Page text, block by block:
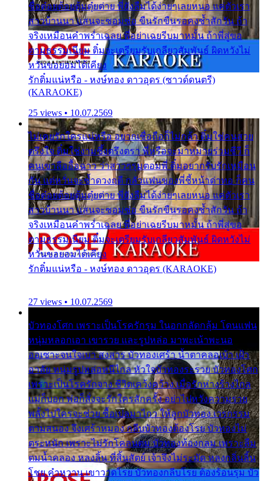
ชื่อต๋อยต้อยตุ้มตุ๋ยต่าย พี่ยังลืมได้ง่ายๆเลยหนอ แค่ตัวเรา
สาวบ้านนา แสนจะซอมซ่อ ขืนรักขืนรอคงช้ำสักวัน ถ้า
จริงเหมือนคำพร่ำเฉลย พี่อย่าเฉยรีบมาหมั้น ถ้าพี่สู่ขอ
ตามธรรมเนียม ติ๋มจะเตรียมรับเกลียวสัมพันธ์ ผิดหวังไม่
หวั่นขอยอมได้เคียง
รักติ๋มแน่หรือ - หงษ์ทอง ดาวอุดร (ซาวด์ดนตรี)
(KARAOKE)
25 views • 10.07.2569
ไม่เคยรักใครแน่หรือ อยากเชื่อถือก็ไม่กล้า ติ๋มใช่คนสวย
ตรึงใจ ติ๋มใช่งามซึ้งตรึงตรา พี่หรือจะมาหมายร่วมชีวี ก็
คนเขาลืออื้อฉาว ว่าสาวๆรุมตอมพี่ ติ๋มอยากรับรักเหมือน
กัน แต่หวั่นจะช้ำดวงฤดี กลัวแฟนของพี่ชี้หน้าด่าทอ ก็คน
ชื่อต๋อยต้อยตุ้มตุ๋ยต่าย พี่ยังลืมได้ง่ายๆเลยหนอ แค่ตัวเรา
สาวบ้านนา แสนจะซอมซ่อ ขืนรักขืนรอคงช้ำสักวัน ถ้า
จริงเหมือนคำพร่ำเฉลย พี่อย่าเฉยรีบมาหมั้น ถ้าพี่สู่ขอ
ตามธรรมเนียม ติ๋มจะเตรียมรับเกลียวสัมพันธ์ ผิดหวังไม่
หวั่นขอยอมได้เคียง
รักติ๋มแน่หรือ - หงษ์ทอง ดาวอุดร (KARAOKE)
27 views • 10.07.2569
บัวทองโศก เพราะเป็นโรครักรุม ในอกกลัดกลุ้ม โดนแฟน
หนุ่มหลอกเอา เขารวย และรูปหล่อ มาพะเน้าพะนอ
ออเซาะจนใจเบา สงสาร บัวทองเศร้า น้ำตาคลอเบ้า เฝ้า
อาลัย หนุ่มรูปหล่อหนีไกล หัวใจบัวทองระรวย บัวทองโศก
เพราะเป็นโรครักจาง ชีวิตเคว้งคว้าง เมื่อรักห่างร้างไกล
แม่ก็บอก พ่อก็สั่งจะรักใครสักครั้ง อย่าไปหวังความรวย
พลั้งไปใครจะช่วย ซื้อเปลมาไกว ให้ลูกบัวทอง เวรกรรม
ตามสนอง จึงเศร้าหมอง กลีบบัวทองต้องโรย บัวทองไม่
ตระหนัก เพราะไม่รักโคลนตม บัวทองท้องกลม เพราะลืม
ตมน้ำคลอง หลงลิ้น ที่สิ้นสัตย์ เจ้าจึงไม่ระมัด หลงกลิ่นลิ้น
โชย คำหวาน เขาวาดโรย บัวทองกลีบโรย ต้องร้อนรุม บัว